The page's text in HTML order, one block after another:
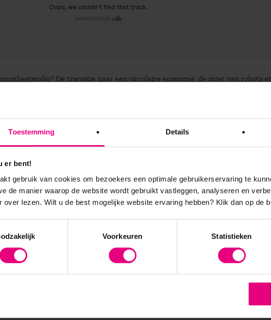
Toestemming Details
er bent!
gebruik van cookies om bezoekers een optimale gebruikerservaring te
de manier waarop de website wordt gebruikt vastleggen, analyseren en
over lezen. Wilt u de best mogelijke website ervaring hebben? Klik dan op de
Voorkeuren Statistieken
De transitie naar een circulaire economie, de inzet van robots
enorm potentieel aan organisaties die daar de juiste invulling aan weten te
om deze nieuwe strategische ruimte te benutten is daarom groter dan
steeds ingewikkelder is. Het bekende HR-instrumentarium voldoet niet
Hoe vindt en verbindt u de gamechangers van de toekomst?
Strategie & Sourcing van AOG School of Management praat u in 20 minuten
Ontvang regelmatig vernieuwende
inspiratiesessies en relevante updates over